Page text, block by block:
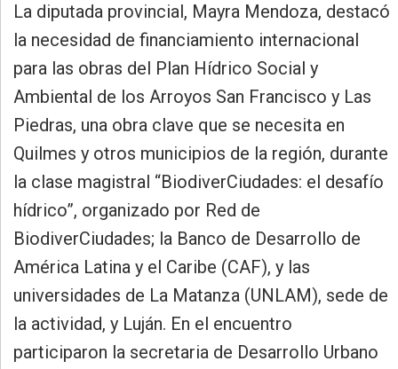
»
Salud
»
Cultura
»
Educación
»
Gestión
»
Sociedad
La diputada provincial, Mayra Mendoza, destacó
la necesidad de financiamiento internacional
para las obras del Plan Hídrico Social y
Ambiental de los Arroyos San Francisco y Las
Piedras, una obra clave que se necesita en
Quilmes y otros municipios de la región, durante
la clase magistral “BiodiverCiudades: el desafío
hídrico”, organizado por Red de
BiodiverCiudades; la Banco de Desarrollo de
América Latina y el Caribe (CAF), y las
universidades de La Matanza (UNLAM), sede de
la actividad, y Luján. En el encuentro
participaron la secretaria de Desarrollo Urbano